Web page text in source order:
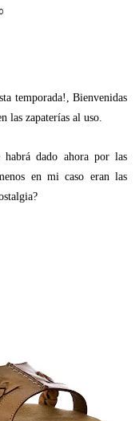
temporada!, Bienvenidas
las zapaterías al uso.
dado ahora por las
en mi caso eran las